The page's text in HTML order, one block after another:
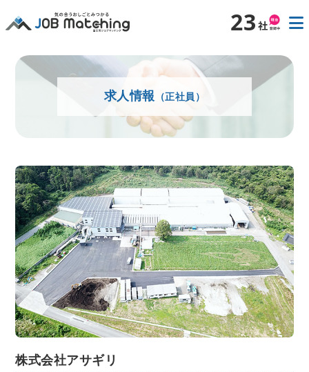
23
求人情報 （正社員）
株式会社アサギリ